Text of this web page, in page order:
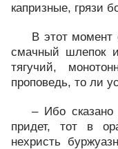
капризные, грязи
В этот момент
смачный шлепок
тягучий,
проповедь, то ли
– Ибо
придет, тот в
нехристь